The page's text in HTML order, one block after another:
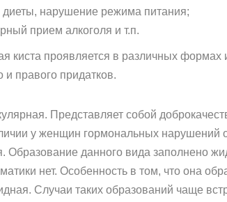
диеты, нарушение режима питания;
прием алкоголя и т.п.
киста проявляется в различных
и правого придатков.
Представляет собой
у женщин гормональных нарушений
Образование данного вида заполнено
нет. Особенность в том, что она
Случаи таких образований чаще